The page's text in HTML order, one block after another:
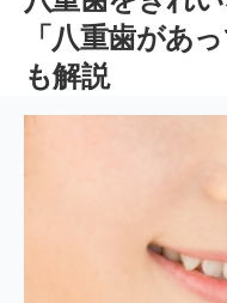
「八重歯があ
も解説